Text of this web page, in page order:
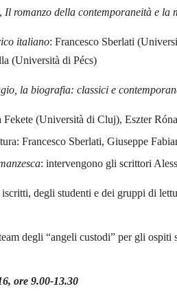
Il romanzo della contemporaneità e la
italiano: Francesco Sberlati
(Università di Pécs)
la biografia: classici e
Fekete (Università di Cluj), Eszter
Francesco Sberlati, Giuseppe
: intervengono gli scrittori
degli studenti e dei gruppi di
degli “angeli custodi” per gli ospiti
ore 9.00-13.30